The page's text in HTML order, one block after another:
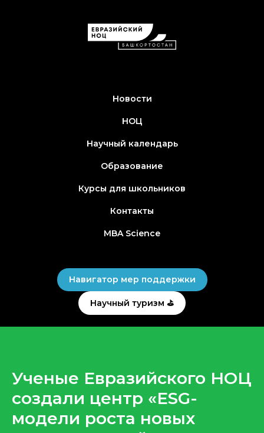
Новости
НОЦ
Научный календарь
Образование
Курсы для школьников
Контакты
MBA Science
Навигатор мер поддержки
Научный туризм ⛳
Ученые Евразийского НОЦ
создали центр «ESG-
модели роста новых